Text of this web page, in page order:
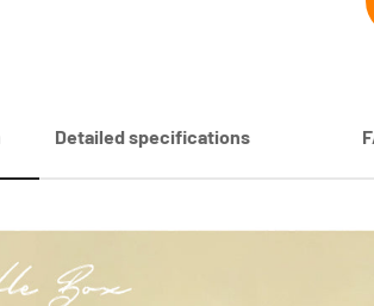
Detailed specifications